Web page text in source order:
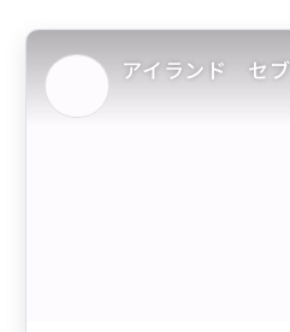
アイランド セブ